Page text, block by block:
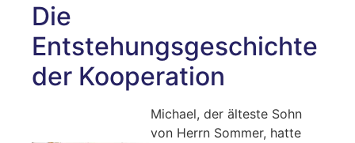
Die
Entstehungsgeschichte
der Kooperation
Michael, der älteste Sohn
von Herrn Sommer, hatte